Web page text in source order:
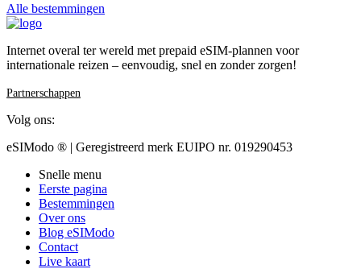
Alle bestemmingen
Internet overal ter wereld met prepaid eSIM-plannen voor
internationale reizen – eenvoudig, snel en zonder zorgen!
Partnerschappen
Volg ons:
eSIModo ® | Geregistreerd merk EUIPO nr. 019290453
Snelle menu
Eerste pagina
Bestemmingen
Over ons
Blog eSIModo
Contact
Live kaart